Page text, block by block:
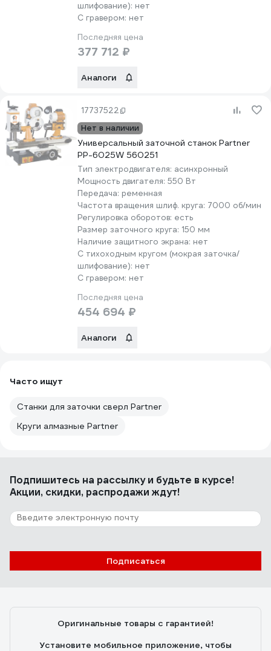
шлифование): нет
С гравером: нет
Последняя цена
377 712 ₽
Аналоги
17737522
Нет в наличии
Универсальный заточной станок Partner
PP-6025W 560251
Тип электродвигателя: асинхронный
Мощность двигателя: 550 Вт
Передача: ременная
Частота вращения шлиф. круга: 7000 об/мин
Регулировка оборотов: есть
Размер заточного круга: 150 мм
Наличие защитного экрана: нет
С тихоходным кругом (мокрая заточка/
шлифование): нет
С гравером: нет
Последняя цена
454 694 ₽
Аналоги
Часто ищут
Станки для заточки сверл Partner
Круги алмазные Partner
Подпишитесь на рассылкуи будьте в курсе!
Акции, скидки, распродажи ждут!
Подписаться
Оригинальные товары с гарантией!
Установите мобильное приложение, чтобы